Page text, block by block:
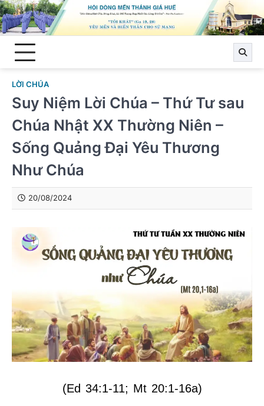
Skip
to
content
LỜI CHÚA
Suy Niệm Lời Chúa – Thứ Tư sau
Chúa Nhật XX Thường Niên –
Sống Quảng Đại Yêu Thương
Như Chúa
20/08/2024
(Ed 34:1-11; Mt 20:1-16a)